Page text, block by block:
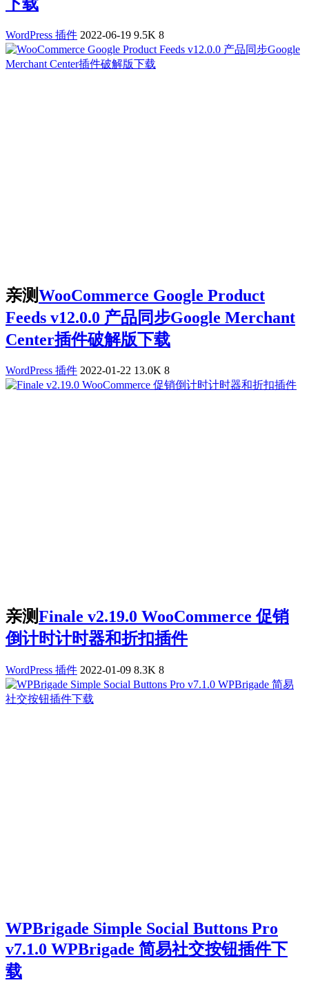
WordPress 插件 2022-06-19 9.5K 8
亲测WooCommerce Google Product
Feeds v12.0.0 产品同步Google Merchant
Center插件破解版下载
WordPress 插件 2022-01-22 13.0K 8
亲测Finale v2.19.0 WooCommerce 促销
倒计时计时器和折扣插件
WordPress 插件 2022-01-09 8.3K 8
WPBrigade Simple Social Buttons Pro
v7.1.0 WPBrigade 简易社交按钮插件下
载